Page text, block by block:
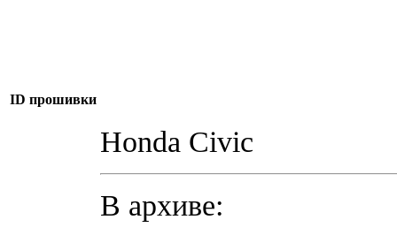
ID прошивки
Honda Civic
В архиве: